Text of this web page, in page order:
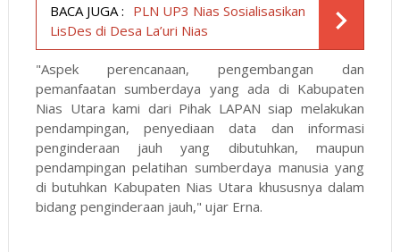
BACA JUGA : PLN UP3 Nias Sosialisasikan
LisDes di Desa La’uri Nias
"Aspek perencanaan, pengembangan dan
pemanfaatan sumberdaya yang ada di Kabupaten
Nias Utara kami dari Pihak LAPAN siap melakukan
pendampingan, penyediaan data dan informasi
penginderaan jauh yang dibutuhkan, maupun
pendampingan pelatihan sumberdaya manusia yang
di butuhkan Kabupaten Nias Utara khususnya dalam
bidang penginderaan jauh," ujar Erna.